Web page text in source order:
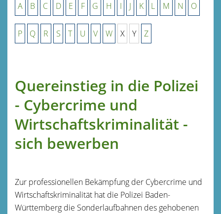
A B C D E F G H I J K L M N O
P Q R S T U V W X Y Z
Quereinstieg in die Polizei
- Cybercrime und
Wirtschaftskriminalität -
sich bewerben
Zur professionellen Bekämpfung der Cybercrime und
Wirtschaftskriminalität hat die Polizei Baden-
Württemberg die Sonderlaufbahnen des gehobenen